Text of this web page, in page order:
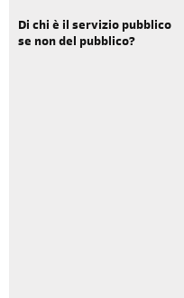
Di chi è il servizio pubblico
se non del pubblico?